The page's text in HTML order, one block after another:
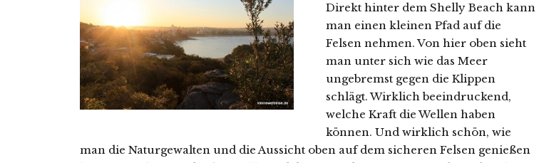
Direkt hinter dem Shelly Beach kann
man einen kleinen Pfad auf die
Felsen nehmen. Von hier oben sieht
man unter sich wie das Meer
ungebremst gegen die Klippen
schlägt. Wirklich beeindruckend,
welche Kraft die Wellen haben
können. Und wirklich schön, wie
man die Naturgewalten und die Aussicht oben auf dem sicheren Felsen genießen